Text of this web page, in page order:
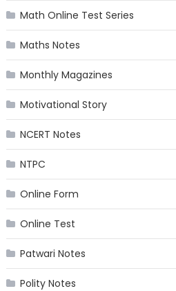
Math Online Test Series
Maths Notes
Monthly Magazines
Motivational Story
NCERT Notes
NTPC
Online Form
Online Test
Patwari Notes
Polity Notes